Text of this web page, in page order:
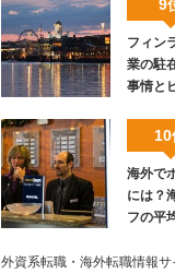
9
フィン
業の駐
事情と
10
海外で
には？
フの平
外資系転職・海外転職情報サ